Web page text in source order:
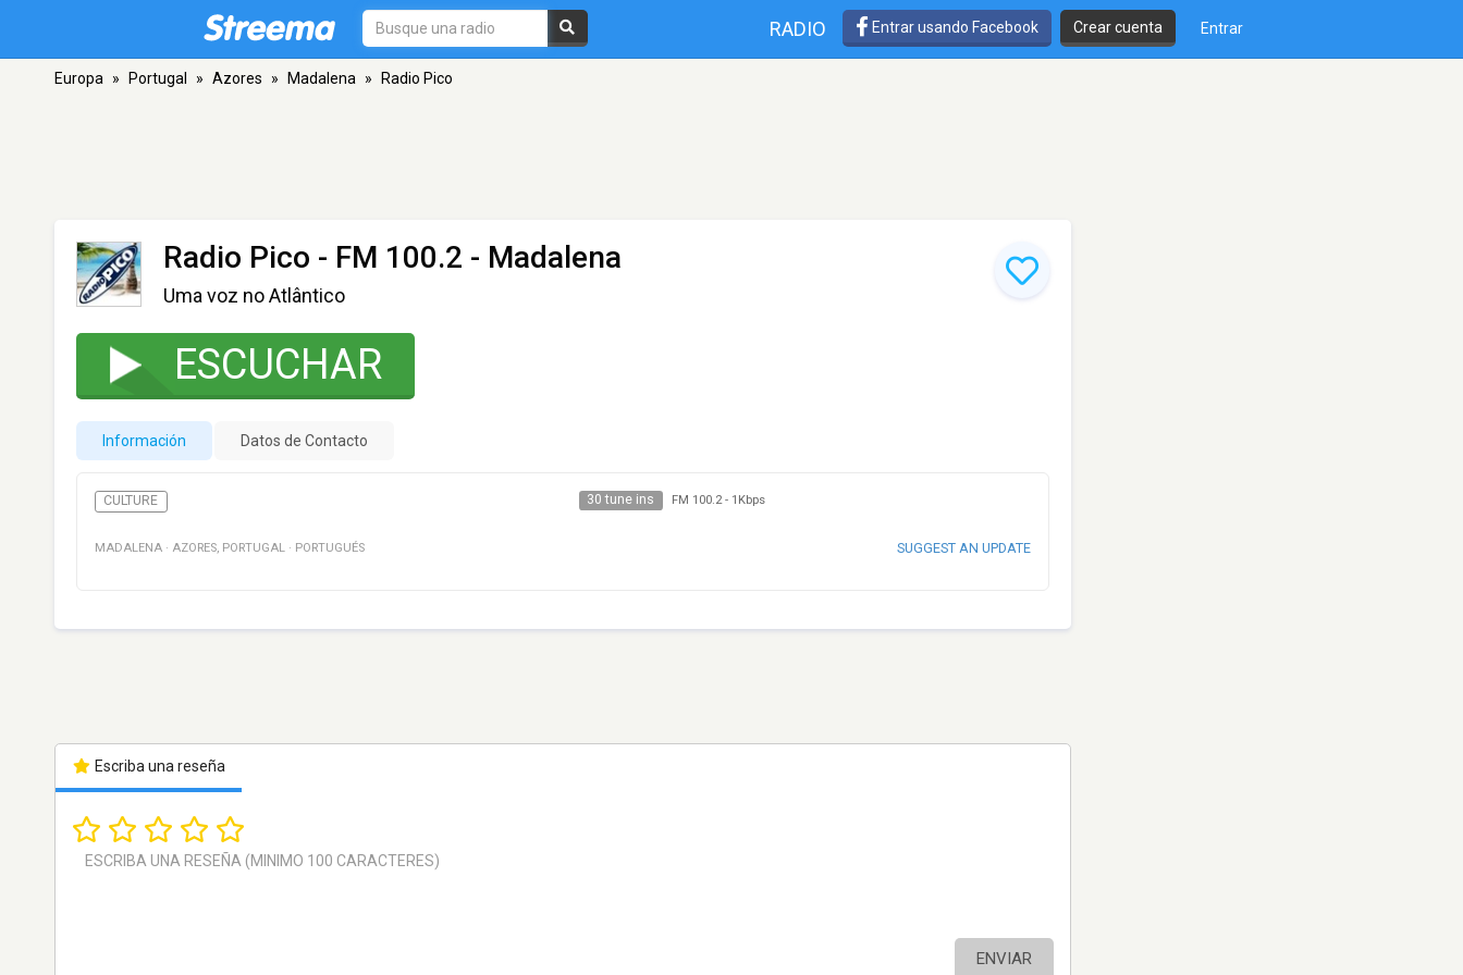
RADIO Entrar usando Facebook Crear cuenta Entrar
Europa » Portugal » Azores » Madalena » Radio Pico
Radio Pico - FM 100.2 - Madalena
Uma voz no Atlântico
ESCUCHAR
Información Datos de Contacto
CULTURE 30 tune ins FM 100.2- 1Kbps
MADALENA · AZORES, PORTUGAL · PORTUGUÉS SUGGEST AN UPDATE
Escriba una reseña
ENVIAR